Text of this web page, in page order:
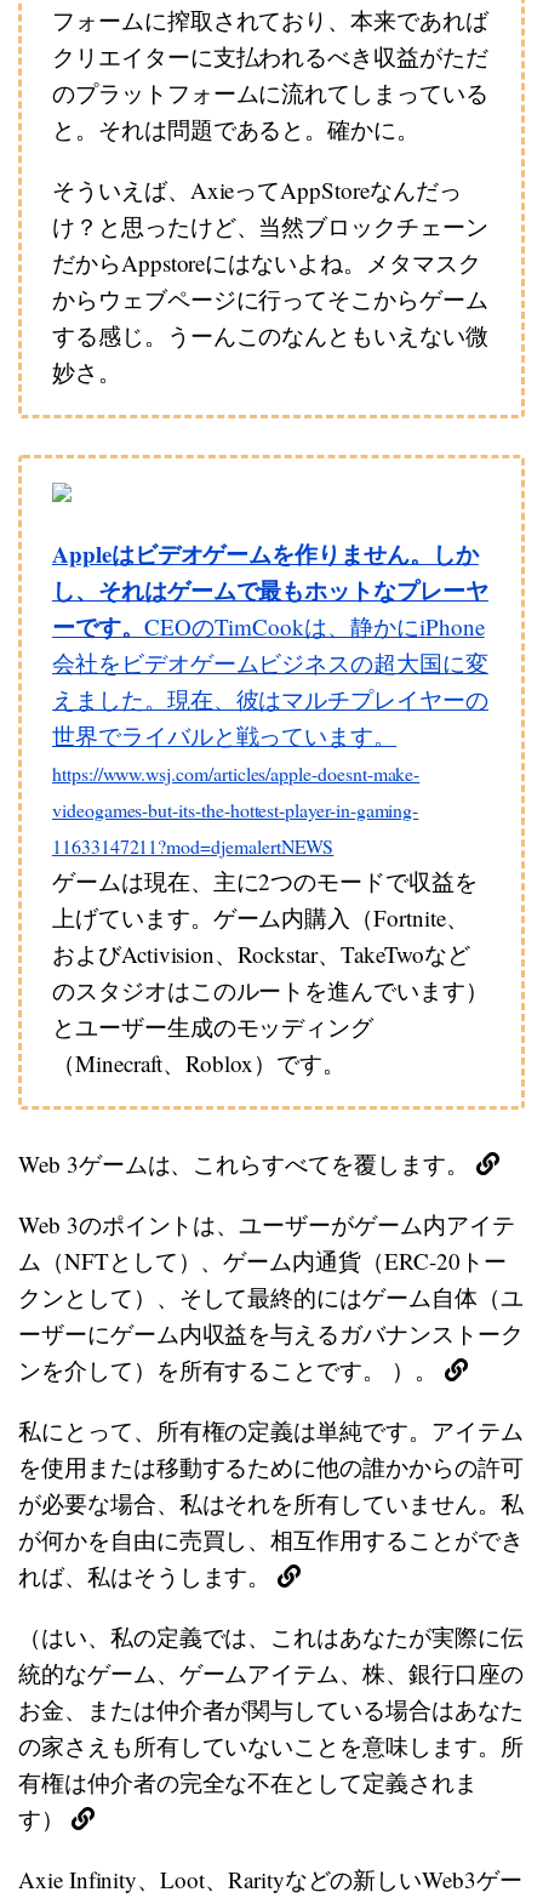
フォームに搾取されており、本来であれば
クリエイターに支払われるべき収益がただ
のプラットフォームに流れてしまっている
と。それは問題であると。確かに。
そういえば、AxieってAppStoreなんだっ
け？と思ったけど、当然ブロックチェーン
だからAppstoreにはないよね。メタマスク
からウェブページに行ってそこからゲーム
する感じ。うーんこのなんともいえない微
妙さ。
Appleはビデオゲームを作りません。しか
し、それはゲームで最もホットなプレーヤ
ーです。 CEOのTimCookは、静かにiPhone
会社をビデオゲームビジネスの超大国に変
えました。現在、彼はマルチプレイヤーの
世界でライバルと戦っています。
https://www.wsj.com/articles/apple-doesnt-make-
videogames-but-its-the-hottest-player-in-gaming-
11633147211?mod=djemalertNEWS
ゲームは現在、主に2つのモードで収益を
上げています。ゲーム内購入（Fortnite、
およびActivision、Rockstar、TakeTwoなど
のスタジオはこのルートを進んでいます）
とユーザー生成のモッディング
（Minecraft、Roblox）です。
Web 3ゲームは、これらすべてを覆します。
Web 3のポイントは、ユーザーがゲーム内アイテ
ム（NFTとして）、ゲーム内通貨（ERC-20トー
クンとして）、そして最終的にはゲーム自体（ユ
ーザーにゲーム内収益を与えるガバナンストーク
ンを介して）を所有することです。 ）。
私にとって、所有権の定義は単純です。アイテム
を使用または移動するために他の誰かからの許可
が必要な場合、私はそれを所有していません。私
が何かを自由に売買し、相互作用することができ
れば、私はそうします。
（はい、私の定義では、これはあなたが実際に伝
統的なゲーム、ゲームアイテム、株、銀行口座の
お金、または仲介者が関与している場合はあなた
の家さえも所有していないことを意味します。所
有権は仲介者の完全な不在として定義されま
す）
Axie Infinity、Loot、Rarityなどの新しいWeb3ゲー